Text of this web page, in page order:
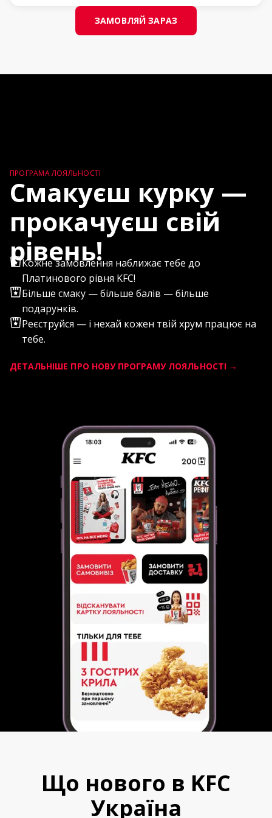
ЗАВАНТАЖИТИ ЗАРАЗ
ЗАМОВЛЯЙ ЗАРАЗ
ПРОГРАМА ЛОЯЛЬНОСТІ
Смакуєш курку —
прокачуєш свій
рівень!
Кожне замовлення наближає тебе до
Платинового рівня KFC!
Більше смаку — більше балів — більше
подарунків.
Реєструйся — і нехай кожен твій хрум працює на
тебе.
ДЕТАЛЬНІШЕ ПРО НОВУ ПРОГРАМУ ЛОЯЛЬНОСТІ →
Що нового в KFC
Україна